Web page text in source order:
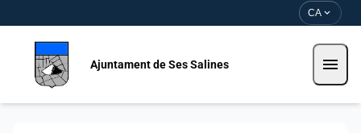
CA expand_more
Ajuntament de Ses Salines menu